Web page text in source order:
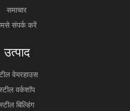
समाचार
संपर्क करें
उत्पाद
वेयरहाउस
वर्कशॉप
स्टील बिल्डिंग